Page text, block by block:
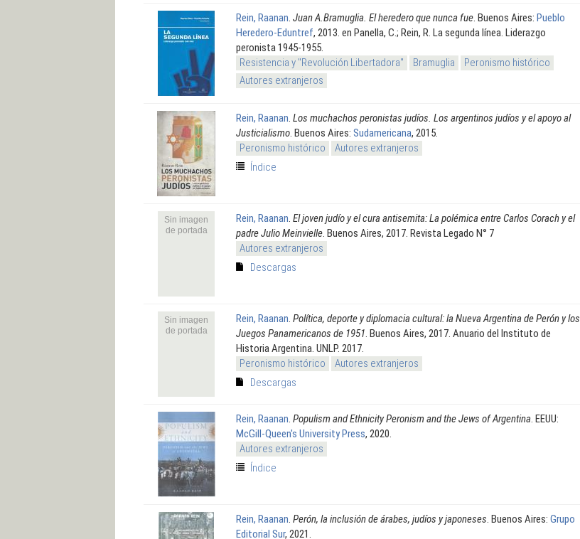
Rein, Raanan. Juan A.Bramuglia. El heredero que nunca fue. Buenos Aires: Pueblo
Heredero-Eduntref, 2013. en Panella, C.; Rein, R. La segunda línea. Liderazgo
peronista 1945-1955.
Resistencia y "Revolución Libertadora"
Bramuglia
Peronismo histórico
Autores extranjeros
Rein, Raanan. Los muchachos peronistas judíos. Los argentinos judíos y el apoyo al
Justicialismo. Buenos Aires: Sudamericana, 2015.
Peronismo histórico
Autores extranjeros
Índice
Sin imagen
de portada
Rein, Raanan. El joven judío y el cura antisemita: La polémica entre Carlos Corach y el
padre Julio Meinvielle. Buenos Aires, 2017. Revista Legado N° 7
Autores extranjeros
Descargas
Sin imagen
de portada
Rein, Raanan. Política, deporte y diplomacia cultural: la Nueva Argentina de Perón y los
Juegos Panamericanos de 1951. Buenos Aires, 2017. Anuario del Instituto de
Historia Argentina. UNLP. 2017.
Peronismo histórico
Autores extranjeros
Descargas
Rein, Raanan. Populism and Ethnicity Peronism and the Jews of Argentina. EEUU:
McGill-Queen's University Press, 2020.
Autores extranjeros
Índice
Rein, Raanan. Perón, la inclusión de árabes, judíos y japoneses. Buenos Aires: Grupo
Editorial Sur, 2021.